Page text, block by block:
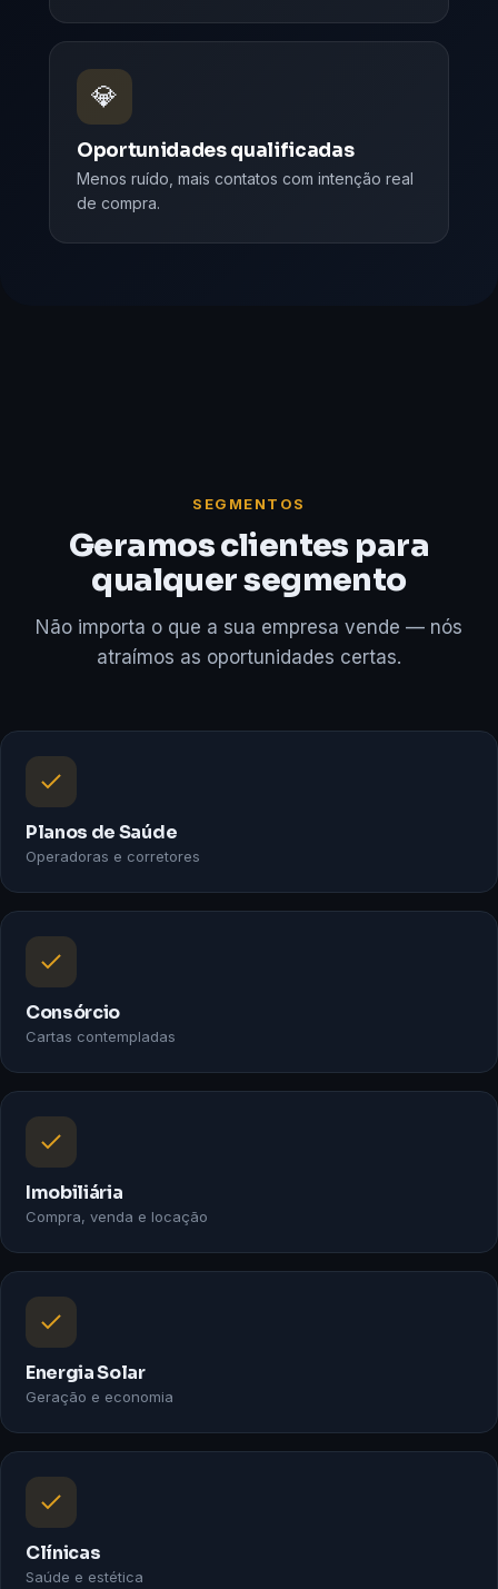
💎
Oportunidades qualificadas
Menos ruído, mais contatos com intenção real
de compra.
SEGMENTOS
Geramos clientes para
qualquer segmento
Não importa o que a sua empresa vende — nós
atraímos as oportunidades certas.
Planos de Saúde
Operadoras e corretores
Consórcio
Cartas contempladas
Imobiliária
Compra, venda e locação
Energia Solar
Geração e economia
Clínicas
Saúde e estética